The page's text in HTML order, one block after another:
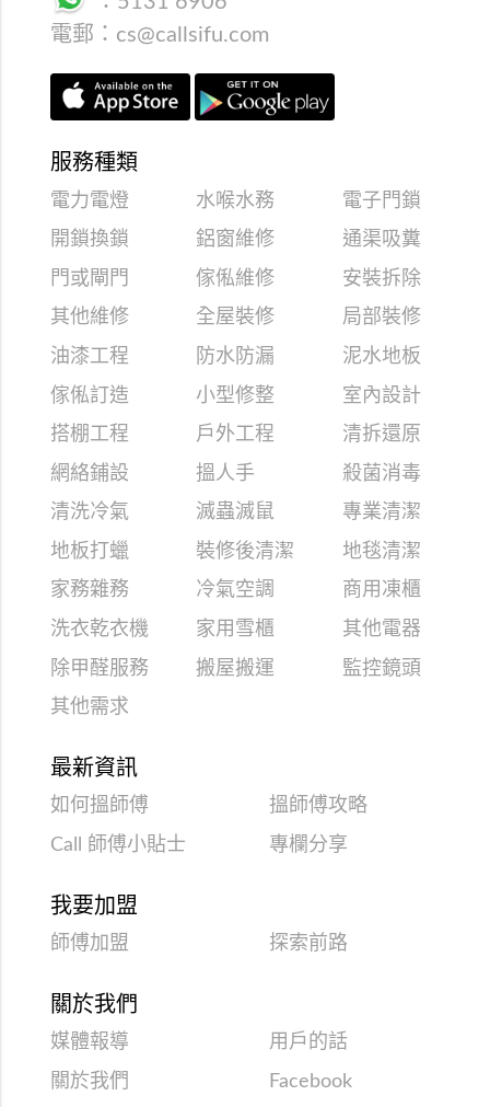
電郵： cs@callsifu.com
服務種類
電力電燈 水喉水務
電子門鎖
開鎖換鎖
鋁窗維修
通渠吸糞
門或閘門
傢俬維修
安裝拆除
其他維修
全屋裝修
局部裝修
油漆工程
防水防漏
泥水地板
傢俬訂造
小型修整
室內設計
搭棚工程
戶外工程
清拆還原
網絡鋪設
搵人手
殺菌消毒
清洗冷氣
滅蟲滅鼠
專業清潔
地板打蠟
裝修後清潔
地毯清潔
家務雜務
冷氣空調
商用凍櫃
洗衣乾衣機
家用雪櫃
其他電器
除甲醛服務
搬屋搬運
監控鏡頭
其他需求
最新資訊
如何搵師傅
搵師傅攻略
Call 師傅小貼士
專欄分享
我要加盟
師傅加盟 探索前路
關於我們
媒體報導
用戶的話
關於我們
Facebook